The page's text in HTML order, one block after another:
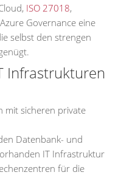
ISO 27018,
Governance eine
selbst den strengen
Infrastrukturen
mit sicheren private
Datenbank- und
IT Infrastruktur
für die